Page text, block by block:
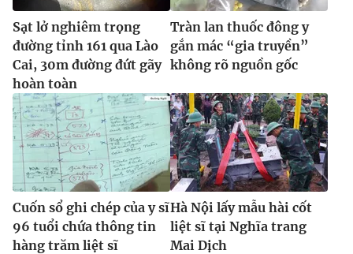
Sạt lở nghiêm trọng
đường tỉnh 161 qua Lào
Cai, 30m đường đứt gãy
hoàn toàn
Tràn lan thuốc đông y
gắn mác “gia truyền”
không rõ nguồn gốc
Cuốn sổ ghi chép của y sĩ
96 tuổi chứa thông tin
hàng trăm liệt sĩ
Hà Nội lấy mẫu hài cốt
liệt sĩ tại Nghĩa trang
Mai Dịch